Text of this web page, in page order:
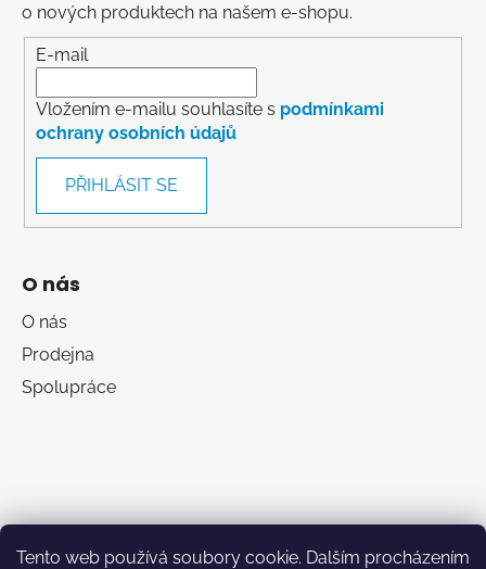
Tento web používá soubory cookie. Dalším procházením
o nových produktech na našem e-shopu.
E-mail
Vložením e-mailu souhlasíte s podmínkami
ochrany osobních údajů
PŘIHLÁSIT SE
O nás
O nás
Prodejna
Spolupráce